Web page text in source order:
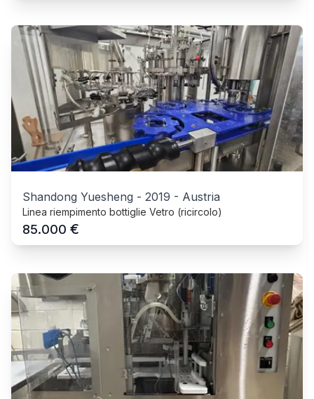
Shandong Yuesheng - 2019 - Austria
Linea riempimento bottiglie Vetro (ricircolo)
85.000 €